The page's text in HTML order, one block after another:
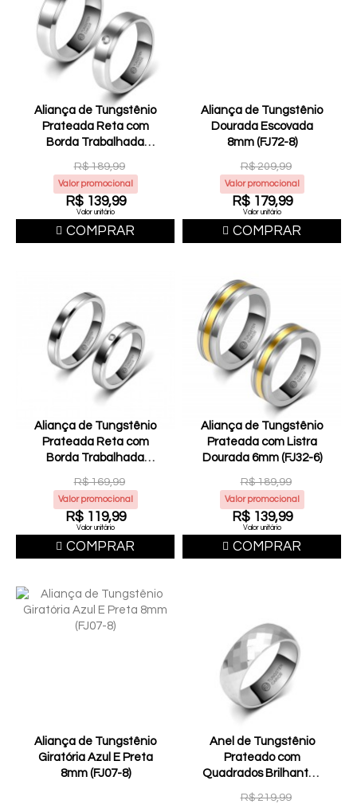
Aliança de Tungstênio
Prateada Reta com
Borda Trabalhada
6mm (FJ40-6)
R$ 189,99
Valor promocional
R$ 139,99
Valor unitário
COMPRAR
Aliança de Tungstênio
Dourada Escovada
8mm (FJ72-8)
R$ 209,99
Valor promocional
R$ 179,99
Valor unitário
COMPRAR
Aliança de Tungstênio
Prateada Reta com
Borda Trabalhada
4mm (FJ40-4)
R$ 169,99
Valor promocional
R$ 119,99
Valor unitário
COMPRAR
Aliança de Tungstênio
Prateada com Listra
Dourada 6mm (FJ32-6)
R$ 189,99
Valor promocional
R$ 139,99
Valor unitário
COMPRAR
Aliança de Tungstênio
Giratória Azul E Preta
8mm (FJ07-8)
Anel de Tungstênio
Prateado com
Quadrados Brilhantes
8mm (FJ41-8)
R$ 219,99